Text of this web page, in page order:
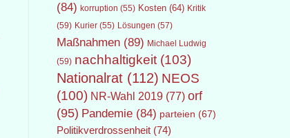
(84) korruption (55) Kosten(64) Kritik
(59) Kurier(55) Lösungen (57)
Maßnahmen(89) Michael Ludwig
(59) nachhaltigkeit(103)
Nationalrat(112) NEOS
(100) NR-Wahl 2019(77) orf
(95) Pandemie(84) parteien (67)
Politikverdrossenheit(74)